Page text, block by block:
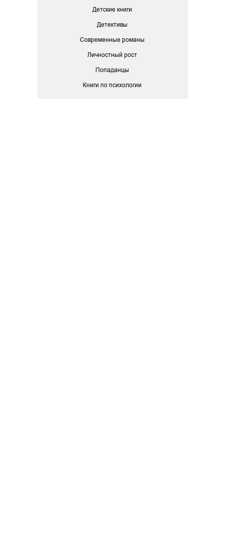
Детские книги
Детективы
Современные романы
Личностный рост
Попаданцы
Книги по психологии